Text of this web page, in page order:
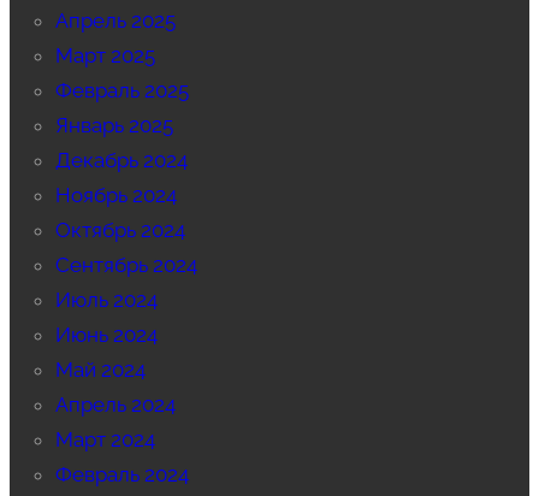
Апрель 2025
Март 2025
Февраль 2025
Январь 2025
Декабрь 2024
Ноябрь 2024
Октябрь 2024
Сентябрь 2024
Июль 2024
Июнь 2024
Май 2024
Апрель 2024
Март 2024
Февраль 2024